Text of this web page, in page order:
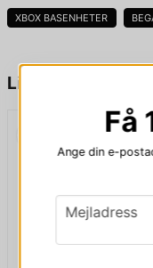
Liknande
name
Mejladress
XBOX BASENHETER
Få
Ange din e-
email
Mejladress